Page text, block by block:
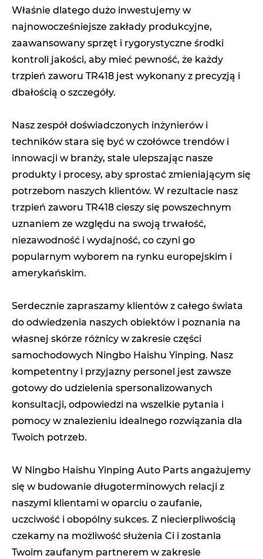
Właśnie dlatego dużo inwestujemy w
najnowocześniejsze zakłady produkcyjne,
zaawansowany sprzęt i rygorystyczne środki
kontroli jakości, aby mieć pewność, że każdy
trzpień zaworu TR418 jest wykonany z precyzją i
dbałością o szczegóły.
Nasz zespół doświadczonych inżynierów i
techników stara się być w czołówce trendów i
innowacji w branży, stale ulepszając nasze
produkty i procesy, aby sprostać zmieniającym się
potrzebom naszych klientów. W rezultacie nasz
trzpień zaworu TR418 cieszy się powszechnym
uznaniem ze względu na swoją trwałość,
niezawodność i wydajność, co czyni go
popularnym wyborem na rynku europejskim i
amerykańskim.
Serdecznie zapraszamy klientów z całego świata
do odwiedzenia naszych obiektów i poznania na
własnej skórze różnicy w zakresie części
samochodowych Ningbo Haishu Yinping. Nasz
kompetentny i przyjazny personel jest zawsze
gotowy do udzielenia spersonalizowanych
konsultacji, odpowiedzi na wszelkie pytania i
pomocy w znalezieniu idealnego rozwiązania dla
Twoich potrzeb.
W Ningbo Haishu Yinping Auto Parts angażujemy
się w budowanie długoterminowych relacji z
naszymi klientami w oparciu o zaufanie,
uczciwość i obopólny sukces. Z niecierpliwością
czekamy na możliwość służenia Ci i zostania
Twoim zaufanym partnerem w zakresie